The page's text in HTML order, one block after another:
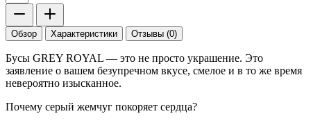
Обзор Характеристики Отзывы (0)
Бусы GREY ROYAL — это не просто украшение. Это
заявление о вашем безупречном вкусе, смелое и в то же время
невероятно изысканное.
Почему серый жемчуг покоряет сердца?